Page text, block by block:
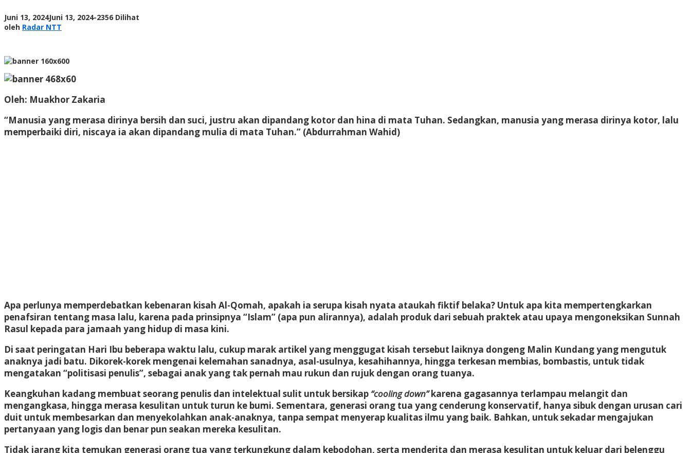
Kundang
Juni 13, 2024Juni 13, 2024oleh
-2356 Dilihat
oleh Radar NTT
Oleh: Muakhor Zakaria
“Manusia yang merasa dirinya bersih dan suci, justru akan dipandang kotor dan hina di mata Tuhan. Sedangkan, manusia yang merasa dirinya kotor, lalu
memperbaiki diri, niscaya ia akan dipandang mulia di mata Tuhan.” (Abdurrahman Wahid)
Apa perlunya memperdebatkan kebenaran kisah Al-Qomah, apakah ia serupa kisah nyata ataukah fiktif belaka? Untuk apa kita mempertengkarkan
penafsiran tentang masa lalu, karena pada prinsipnya “Islam” (apa pun alirannya), adalah produk dari sebuah praktek atau upaya mengoneksikan Sunnah
Rasul kepada para jamaah yang hidup di masa kini.
Di saat peringatan Hari Ibu beberapa waktu lalu, cukup marak artikel yang menggugat kisah tersebut laiknya dongeng Malin Kundang yang mengutuk
anaknya jadi batu. Dikorek-korek mengenai kelemahan sanadnya, asal-usulnya, kesahihannya, hingga terkesan membias, bombastis, untuk tidak
mengatakan “politisasi penulis”, sebagai anak yang tak pernah mau rukun dan rujuk dengan orang tuanya.
Keangkuhan kadang membuat seorang penulis dan intelektual sulit untuk bersikap “cooling down”karena gagasannya terlampau melangit dan
mengangkasa, hingga merasa kesulitan untuk turun ke bumi. Sementara, generasi orang tua yang cenderung konservatif, hanya sibuk dengan urusan cari
duit untuk membesarkan dan menyekolahkan anak-anaknya, tanpa sempat menyerap kualitas ilmu yang baik. Bahkan, untuk sekadar mengajukan
pertanyaan yang logis dan benar pun seakan mereka kesulitan.
Tidak jarang kita temukan generasi orang tua yang terkungkung dalam kebodohan, serta menderita dan merasa kesulitan untuk keluar dari belenggu